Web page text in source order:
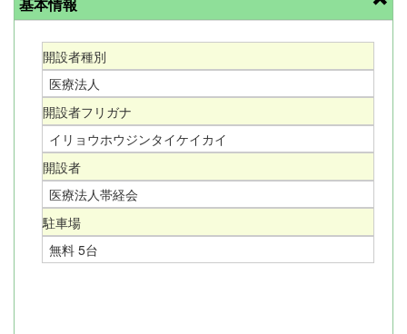
開設者種別
医療法人
開設者フリガナ
イリョウホウジンタイケイカイ
開設者
医療法人帯経会
駐車場
無料 5台